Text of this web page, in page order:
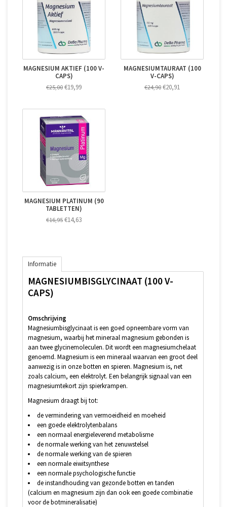
MAGNESIUM AKTIEF (100 V-
CAPS)
€25,00 €19,99
MAGNESIUMTAURAAT (100
V-CAPS)
€24,90 €20,91
MAGNESIUM PLATINUM (90
TABLETTEN)
€16,95 €14,63
Informatie
MAGNESIUMBISGLYCINAAT (100 V-
CAPS)
Omschrijving
Magnesiumbisglycinaat is een goed opneembare vorm van
magnesium, waarbij het mineraal magnesium gebonden is
aan twee glycinemoleculen. Dit wordt een magnesiumchelaat
genoemd. Magnesium is een mineraal waarvan een groot deel
aanwezig is in onze botten en spieren. Magnesium is, net
zoals calcium, een elektrolyt. Een belangrijk signaal van een
magnesiumtekort zijn spierkrampen.
Magnesium draagt bij tot:
de vermindering van vermoeidheid en moeheid
een goede elektrolytenbalans
een normaal energieleverend metabolisme
de normale werking van het zenuwstelsel
de normale werking van de spieren
een normale eiwitsynthese
een normale psychologische functie
de instandhouding van gezonde botten en tanden
(calcium en magnesium zijn dan ook een goede combinatie
voor de botmineralisatie)